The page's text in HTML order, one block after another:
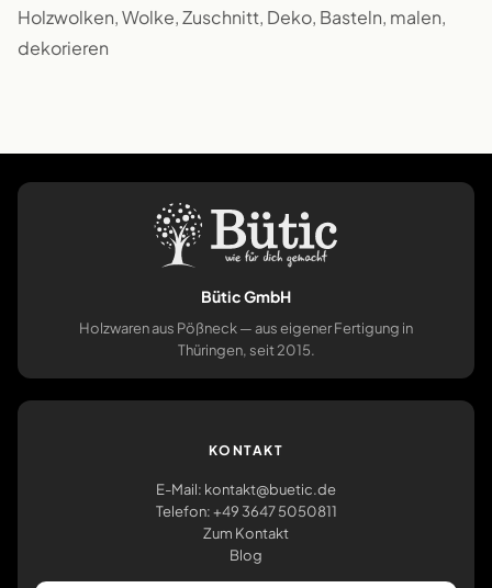
Holzwolken, Wolke, Zuschnitt, Deko, Basteln, malen,
dekorieren
Bütic GmbH
Holzwaren aus Pößneck — aus eigener Fertigung in
Thüringen, seit 2015.
KONTAKT
E-Mail: kontakt@buetic.de
Telefon: +49 3647 5050811
Zum Kontakt
Blog